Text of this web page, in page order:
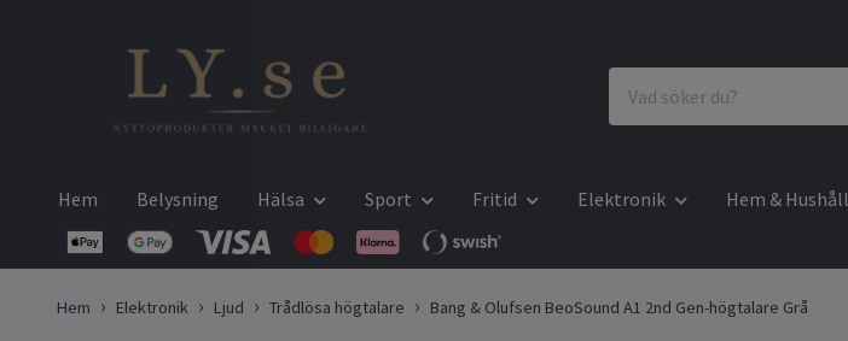
Hem Belysning Hälsa Sport Fritid Elektronik Hem & Hushåll
Hem Elektronik Ljud Trådlösa högtalare Bang & Olufsen BeoSound A1 2nd Gen-högtalare Grå